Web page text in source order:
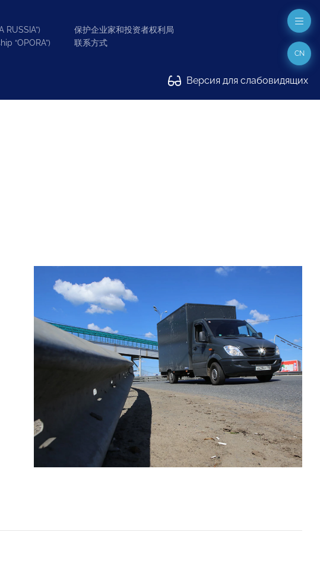
RUSSIA”)
“OPORA”)
保护企业家和投资者权利局
联系方式
Версия для слабовидящих
CN